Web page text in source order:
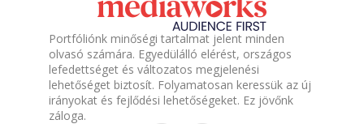
Portfóliónk minőségi tartalmat jelent minden
olvasó számára. Egyedülálló elérést, országos
lefedettséget és változatos megjelenési
lehetőséget biztosít. Folyamatosan keressük az új
irányokat és fejlődési lehetőségeket. Ez jövőnk
záloga.